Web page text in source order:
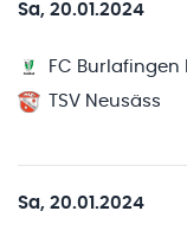
Sa, 20.01.2024
FC Burlafingen II
TSV Neusäss
Sa, 20.01.2024